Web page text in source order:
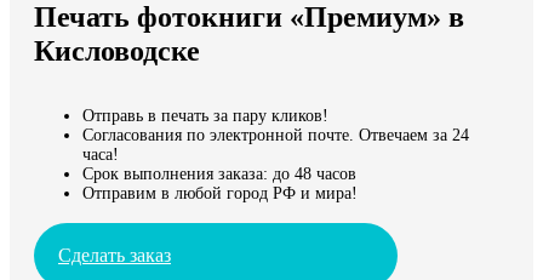
Мы доставляем по всему миру
Продолжить без города
Печать фотокниги «Премиум» в
Кисловодске
Отправь в печать за пару кликов!
Согласования по электронной почте. Отвечаем за 24
часа!
Срок выполнения заказа: до 48 часов
Отправим в любой город РФ и мира!
Сделать заказ